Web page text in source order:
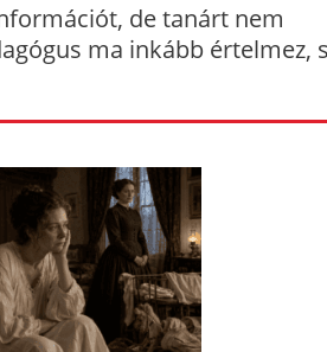
de tanárt nem
ma inkább értelmez,